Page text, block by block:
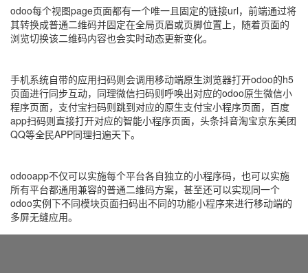
odoo每个视图page页面都有一个唯一且固定的链接url，前端通过将
其转换成普通二维码并固定在全局页眉或页脚位置上，随着页面的
浏览切换该二维码内容也会实时动态更新变化。
手机系统自带的应用扫码则会调用移动端原生浏览器打开odoo的h5
页面进行同步互动，同理微信扫码则呼唤出对应的odoo原生微信小
程序页面，支付宝扫码则跳到对应的原生支付宝小程序页面，百度
app扫码则直接打开对应的智能小程序页面，头条抖音淘宝京东美团
QQ等全民APP同理扫遍天下。
odooapp不仅可以实施每个平台各自独立的小程序码，也可以实施
所有平台都通用兼容的普通二维码方案，甚至还可以实现同一个
odoo实例下不同模块页面扫码出不同的功能小程序来进行移动端的
多屏无缝应用。